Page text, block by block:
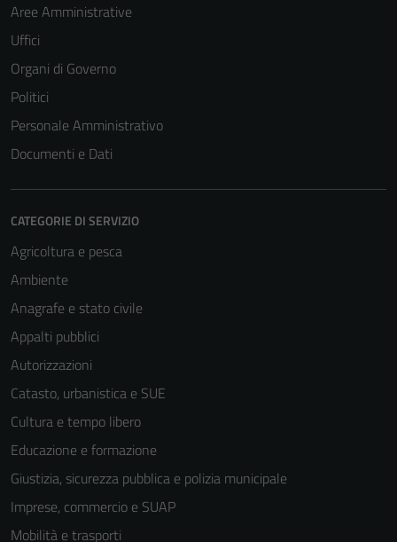
Aree Amministrative
Uffici
Organi di Governo
Politici
Personale Amministrativo
Documenti e Dati
CATEGORIE DI SERVIZIO
Agricoltura e pesca
Ambiente
Anagrafe e stato civile
Appalti pubblici
Autorizzazioni
Catasto, urbanistica e SUE
Cultura e tempo libero
Educazione e formazione
Giustizia, sicurezza pubblica e polizia municipale
Imprese, commercio e SUAP
Mobilità e trasporti
del sito e non